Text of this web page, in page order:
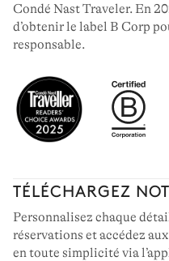
Condé Nast Traveler. En
d’obtenir le label B Corp
responsable.
TÉLÉCHARGEZ
Personnalisez chaque
réservations et accédez
en toute simplicité via